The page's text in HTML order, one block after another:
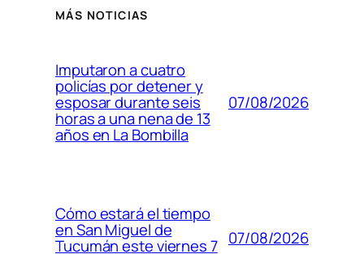
MÁS NOTICIAS
Imputaron a cuatro
policías por detener y
esposar durante seis
horas a una nena de 13
años en La Bombilla
07/08/2026
Cómo estará el tiempo
en San Miguel de
Tucumán este viernes 7 07/08/2026